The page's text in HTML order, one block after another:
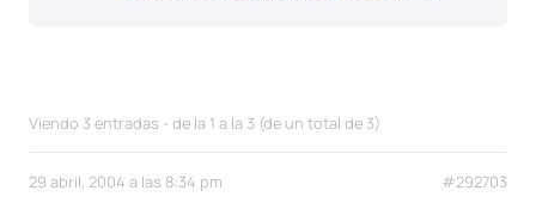
Viendo 3 entradas - de la 1 a la 3 (de un total de 3)
29 abril, 2004 a las 8:34 pm #292703